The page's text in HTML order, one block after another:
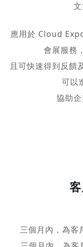
應用於 Cloud
會展服務
且可快速得到反饋
可以
協助企
三個月內，為